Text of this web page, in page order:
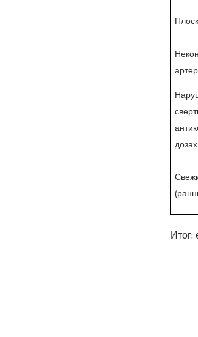
дозах
Итог: